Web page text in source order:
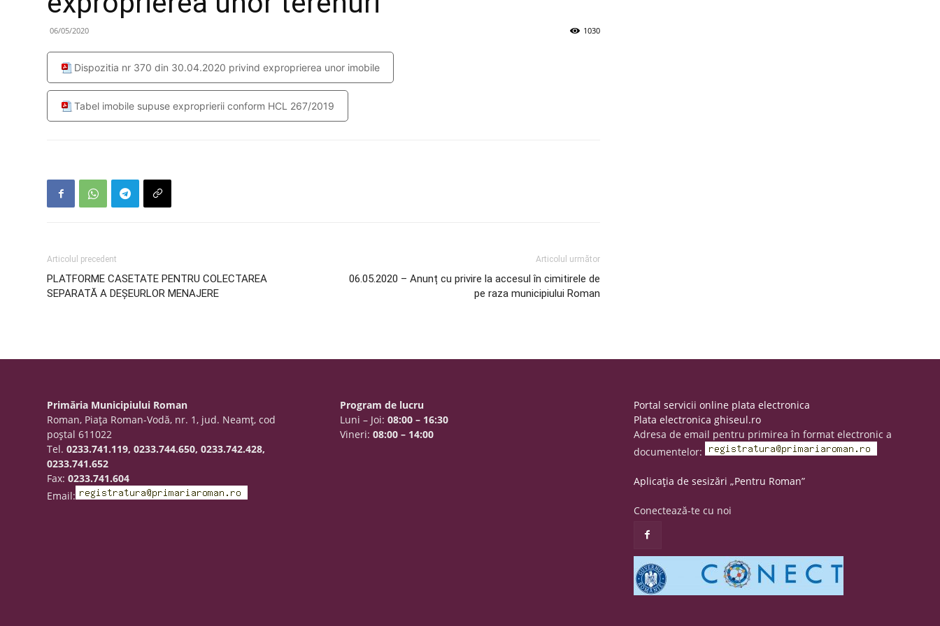
06/05/2020 1030
Dispozitia nr 370 din 30.04.2020 privind exproprierea unor imobile
Tabel imobile supuse exproprierii conform HCL 267/2019
Articolul precedent
PLATFORME CASETATE PENTRU COLECTAREA
SEPARATĂ A DEȘEURLOR MENAJERE
Articolul următor
06.05.2020 – Anunț cu privire la accesul în cimitirele de
pe raza municipiului Roman
Primăria Municipiului Roman
Roman, Piaţa Roman-Vodă, nr. 1, jud. Neamţ, cod
poştal 611022
Tel.0233.741.119, 0233.744.650, 0233.742.428,
0233.741.652
Fax:0233.741.604
Email:
Program de lucru
Luni – Joi:08:00 – 16:30
Vineri:08:00 – 14:00
Portal servicii online plata electronica
Plata electronica ghiseul.ro
Adresa de email pentru primirea în format electronic a
documentelor:
Aplicația de sesizări „Pentru Roman”
Conectează-te cu noi